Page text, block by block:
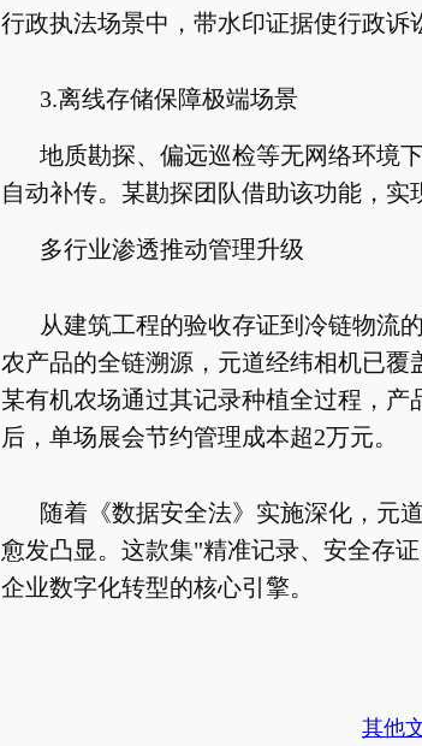
行政执法场景中，带水印证据使行政诉
3.离线存储保障极端场景
地质勘探、偏远巡检等无网络环境
自动补传。某勘探团队借助该功能，实
多行业渗透推动管理升级
从建筑工程的验收存证到冷链物流
农产品的全链溯源，元道经纬相机已覆
某有机农场通过其记录种植全过程，产
后，单场展会节约管理成本超2万元。
随着《数据安全法》实施深化，元
愈发凸显。这款集"精准记录、安全存
企业数字化转型的核心引擎。
其他